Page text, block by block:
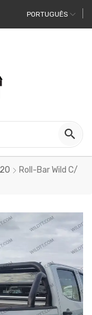
PORTUGUÊS

Roll-Bar Wild C/